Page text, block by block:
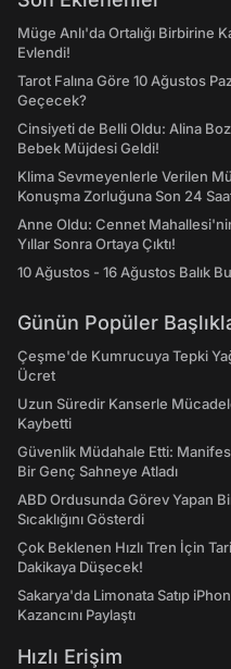
Müge Anlı'da Ortalığı Birbirine
Evlendi!
Tarot Falına Göre 10 Ağustos
Geçecek?
Cinsiyeti de Belli Oldu: Alina
Bebek Müjdesi Geldi!
Klima Sevmeyenlerle Verilen
Konuşma Zorluğuna Son 24
Anne Oldu: Cennet
Yıllar Sonra Ortaya Çıktı!
10 Ağustos - 16 Ağustos Balık
Günün Popüler
Çeşme'de Kumrucuya Tepki
Ücret
Uzun Süredir Kanserle
Kaybetti
Güvenlik Müdahale Etti:
Bir Genç Sahneye Atladı
ABD Ordusunda Görev Yapan
Sıcaklığını Gösterdi
Çok Beklenen Hızlı Tren İçin
Dakikaya Düşecek!
Sakarya'da Limonata Satıp
Kazancını Paylaştı
Hızlı Erişim